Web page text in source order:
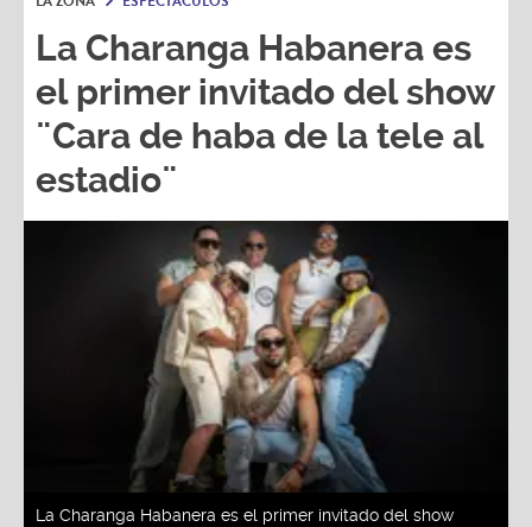
La Charanga Habanera es
el primer invitado del show
¨Cara de haba de la tele al
estadio¨
La Charanga Habanera es el primer invitado del show